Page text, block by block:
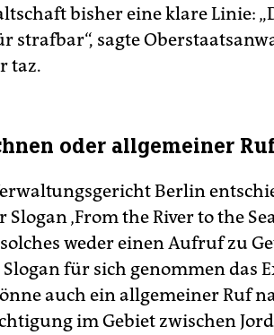
bisher eine klare Linie:
strafbar“, sagte
taz.
oder allgemeiner
Berlin
Slogan ‚From the River to the
weder einen Aufruf zu
für sich genommen das
auch ein allgemeiner Ruf
im Gebiet zwischen